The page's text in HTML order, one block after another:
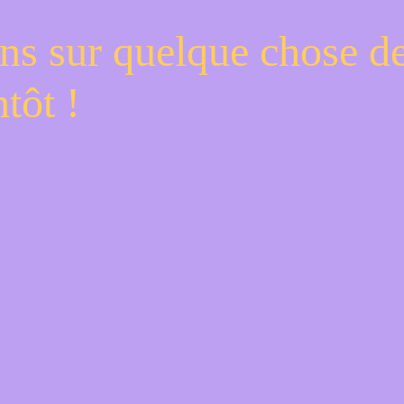
sur quelque chose
!